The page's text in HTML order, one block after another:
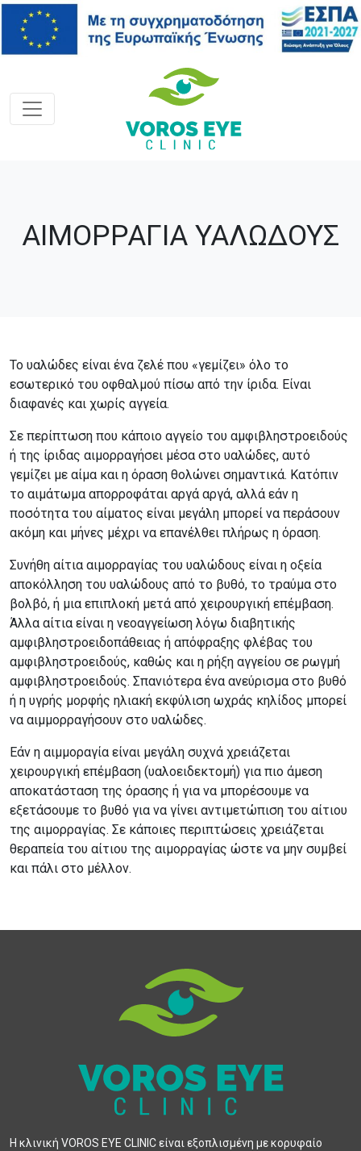
ΑΙΜΟΡΡΑΓΙΑ ΥΑΛΩΔΟΥΣ
Το υαλώδες είναι ένα ζελέ που «γεμίζει» όλο το
εσωτερικό του οφθαλμού πίσω από την ίριδα. Είναι
διαφανές και χωρίς αγγεία.
Σε περίπτωση που κάποιο αγγείο του αμφιβληστροειδούς
ή της ίριδας αιμορραγήσει μέσα στο υαλώδες, αυτό
γεμίζει με αίμα και η όραση θολώνει σημαντικά. Κατόπιν
το αιμάτωμα απορροφάται αργά αργά, αλλά εάν η
ποσότητα του αίματος είναι μεγάλη μπορεί να περάσουν
ακόμη και μήνες μέχρι να επανέλθει πλήρως η όραση.
Συνήθη αίτια αιμορραγίας του υαλώδους είναι η οξεία
αποκόλληση του υαλώδους από το βυθό, το τραύμα στο
βολβό, ή μια επιπλοκή μετά από χειρουργική επέμβαση.
Άλλα αίτια είναι η νεοαγγείωση λόγω διαβητικής
αμφιβληστροειδοπάθειας ή απόφραξης φλέβας του
αμφιβληστροειδούς, καθώς και η ρήξη αγγείου σε ρωγμή
αμφιβληστροειδούς. Σπανιότερα ένα ανεύρισμα στο βυθό
ή η υγρής μορφής ηλιακή εκφύλιση ωχράς κηλίδος μπορεί
να αιμμορραγήσουν στο υαλώδες.
Εάν η αιμμοραγία είναι μεγάλη συχνά χρειάζεται
χειρουργική επέμβαση (υαλοειδεκτομή) για πιο άμεση
αποκατάσταση της όρασης ή για να μπορέσουμε να
εξετάσουμε το βυθό για να γίνει αντιμετώπιση του αίτιου
της αιμορραγίας. Σε κάποιες περιπτώσεις χρειάζεται
θεραπεία του αίτιου της αιμορραγίας ώστε να μην συμβεί
και πάλι στο μέλλον.
Η κλινική VOROS EYE CLINIC είναι εξοπλισμένη με κορυφαίο